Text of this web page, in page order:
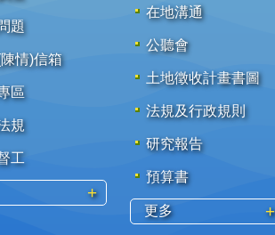
題
情)信箱
區
規
工
在地溝通
公聽會
土地徵收計畫書圖
法規及行政規則
研究報告
預算書
更多